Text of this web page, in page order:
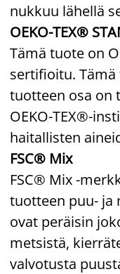
nukkuu lähellä
OEKO-TEX®
Tämä tuote on
sertifioitu.
tuotteen osa on
OEKO-TEX®-
haitallisten
FSC® Mix
FSC® Mix -
tuotteen puu- ja
ovat peräisin
metsistä,
valvotusta